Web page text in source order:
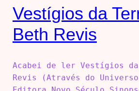
Vestígios da
Beth Revis
Acabei de ler Vestígios
Revis (Através do